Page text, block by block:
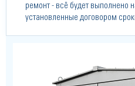
ремонт - всё будет выполнено
установленные договором